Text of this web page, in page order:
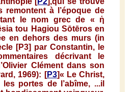
remontent à l’époque de
le nom grecde « ἡ
tou Hagiou Sōtērosen
en dehorsdes murs(in
[P3] par Constantin, le
décrivantle
Clément dansson
, 1969): [P3]« Le Christ,
portes de l’abîme, ...il